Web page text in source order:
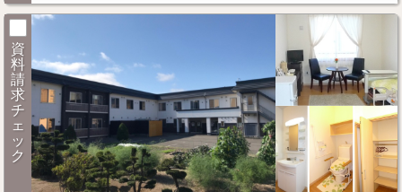
資
料
請
求
チ
ェ
ッ
ク